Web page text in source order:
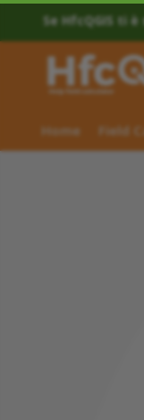
Se HfcQGIS ti
Home Field